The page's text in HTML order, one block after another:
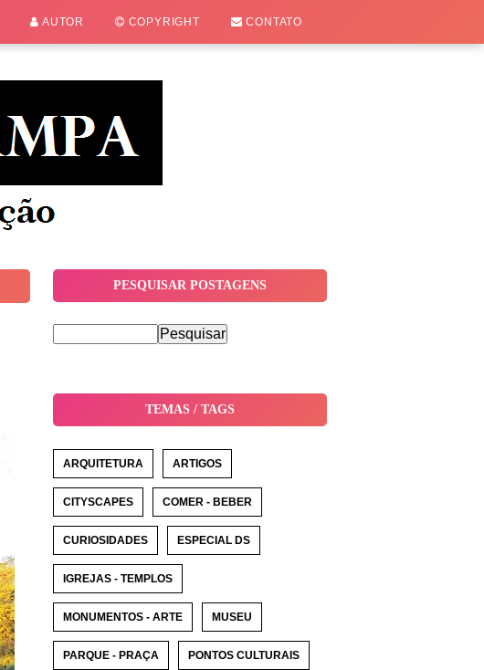
AUTOR COPYRIGHT CONTATO
PESQUISAR POSTAGENS
TEMAS / TAGS
ARQUITETURA ARTIGOS
CITYSCAPES COMER - BEBER
CURIOSIDADES ESPECIAL DS
IGREJAS - TEMPLOS
MONUMENTOS - ARTE MUSEU
PARQUE - PRAÇA PONTOS CULTURAIS